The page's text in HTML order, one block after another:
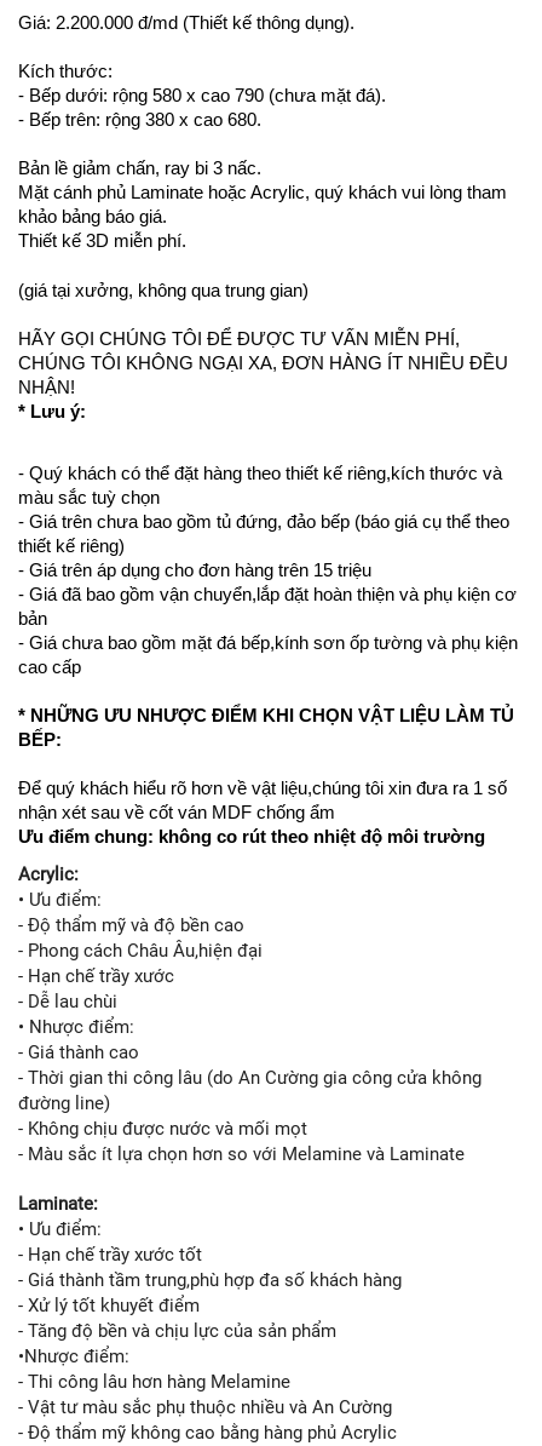
Giá: 2.200.000 đ/md (Thiết kế thông dụng).
Kích thước:
- Bếp dưới: rộng 580 x cao 790 (chưa mặt đá).
- Bếp trên: rộng 380 x cao 680.
Bản lề giảm chấn, ray bi 3 nấc.
Mặt cánh phủ Laminate hoặc Acrylic, quý khách vui lòng tham
khảo bảng báo giá.
Thiết kế 3D miễn phí.
(giá tại xưởng, không qua trung gian)
HÃY GỌI CHÚNG TÔI ĐỂ ĐƯỢC TƯ VẤN MIỄN PHÍ,
CHÚNG TÔI KHÔNG NGẠI XA, ĐƠN HÀNG ÍT NHIỀU ĐỀU
NHẬN!
* Lưu ý:
- Quý khách có thể đặt hàng theo thiết kế riêng,kích thước và
màu sắc tuỳ chọn
- Giá trên chưa bao gồm tủ đứng, đảo bếp (báo giá cụ thể theo
thiết kế riêng)
- Giá trên áp dụng cho đơn hàng trên 15 triệu
- Giá đã bao gồm vận chuyển,lắp đặt hoàn thiện và phụ kiện cơ
bản
- Giá chưa bao gồm mặt đá bếp,kính sơn ốp tường và phụ kiện
cao cấp
* NHỮNG ƯU NHƯỢC ĐIỂM KHI CHỌN VẬT LIỆU LÀM TỦ
BẾP:
Để quý khách hiểu rõ hơn về vật liệu,chúng tôi xin đưa ra 1 số
nhận xét sau về cốt ván MDF chống ẩm
Ưu điểm chung: không co rút theo nhiệt độ môi trường
Acrylic:
• Ưu điểm:
- Độ thẩm mỹ và độ bền cao
- Phong cách Châu Âu,hiện đại
- Hạn chế trầy xước
- Dễ lau chùi
• Nhược điểm:
- Giá thành cao
- Thời gian thi công lâu (do An Cường gia công cửa không
đường line)
- Không chịu được nước và mối mọt
- Màu sắc ít lựa chọn hơn so với Melamine và Laminate
Laminate:
• Ưu điểm:
- Hạn chế trầy xước tốt
- Giá thành tầm trung,phù hợp đa số khách hàng
- Xử lý tốt khuyết điểm
- Tăng độ bền và chịu lực của sản phẩm
•Nhược điểm:
- Thi công lâu hơn hàng Melamine
- Vật tư màu sắc phụ thuộc nhiều và An Cường
- Độ thẩm mỹ không cao bằng hàng phủ Acrylic